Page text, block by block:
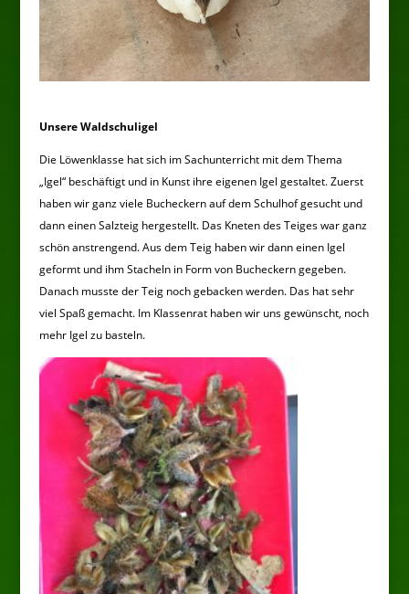
Unsere Waldschuligel
Die Löwenklasse hat sich im Sachunterricht mit dem Thema
„Igel“ beschäftigt und in Kunst ihre eigenen Igel gestaltet. Zuerst
haben wir ganz viele Bucheckern auf dem Schulhof gesucht und
dann einen Salzteig hergestellt. Das Kneten des Teiges war ganz
schön anstrengend. Aus dem Teig haben wir dann einen Igel
geformt und ihm Stacheln in Form von Bucheckern gegeben.
Danach musste der Teig noch gebacken werden. Das hat sehr
viel Spaß gemacht. Im Klassenrat haben wir uns gewünscht, noch
mehr Igel zu basteln.